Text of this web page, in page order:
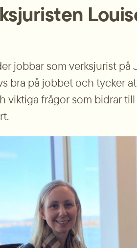
jobbar som verks­jurist
bra på jobbet och tycker
viktiga frågor som bidrar